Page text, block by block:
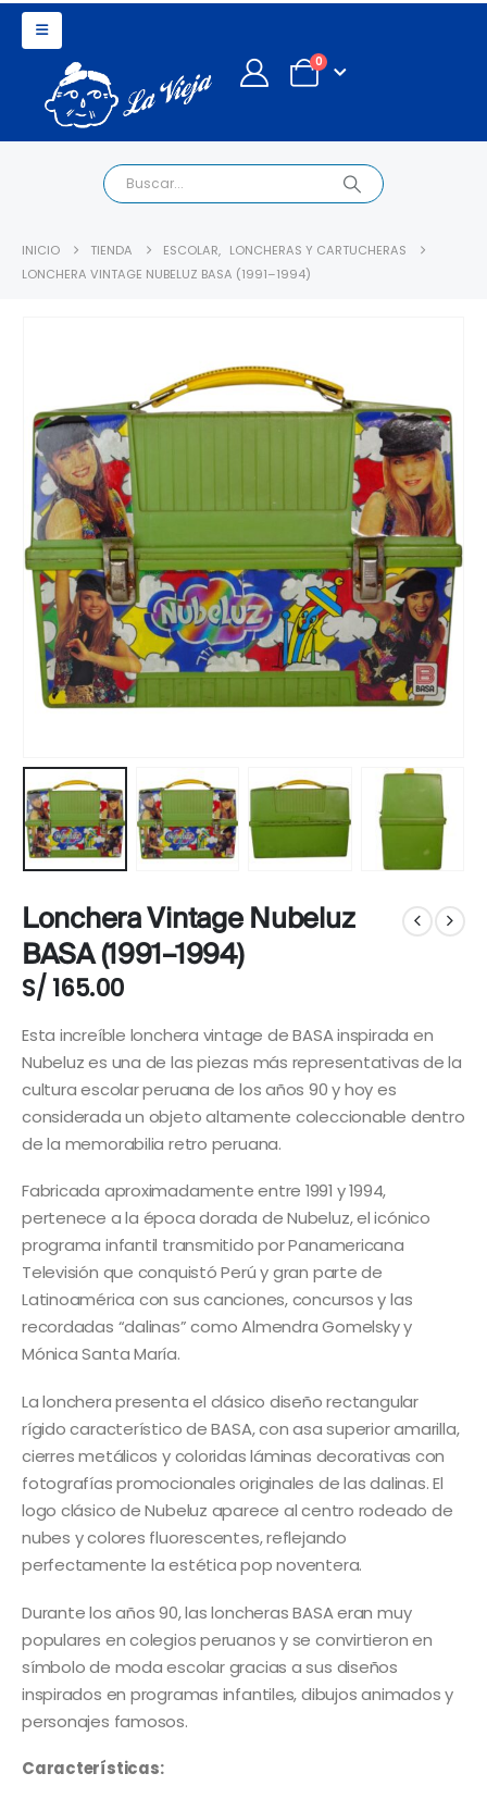
0
INICIO TIENDA ESCOLAR, LONCHERAS Y CARTUCHERAS
LONCHERA VINTAGE NUBELUZ BASA (1991–1994)
Lonchera Vintage Nubeluz
BASA (1991–1994)
S/ 165.00
Esta increíble lonchera vintage de BASA inspirada en
Nubeluz es una de las piezas más representativas de la
cultura escolar peruana de los años 90 y hoy es
considerada un objeto altamente coleccionable dentro
de la memorabilia retro peruana.
Fabricada aproximadamente entre 1991 y 1994,
pertenece a la época dorada de Nubeluz, el icónico
programa infantil transmitido por Panamericana
Televisión que conquistó Perú y gran parte de
Latinoamérica con sus canciones, concursos y las
recordadas “dalinas” como Almendra Gomelsky y
Mónica Santa María.
La lonchera presenta el clásico diseño rectangular
rígido característico de BASA, con asa superior amarilla,
cierres metálicos y coloridas láminas decorativas con
fotografías promocionales originales de las dalinas. El
logo clásico de Nubeluz aparece al centro rodeado de
nubes y colores fluorescentes, reflejando
perfectamente la estética pop noventera.
Durante los años 90, las loncheras BASA eran muy
populares en colegios peruanos y se convirtieron en
símbolo de moda escolar gracias a sus diseños
inspirados en programas infantiles, dibujos animados y
personajes famosos.
Características: